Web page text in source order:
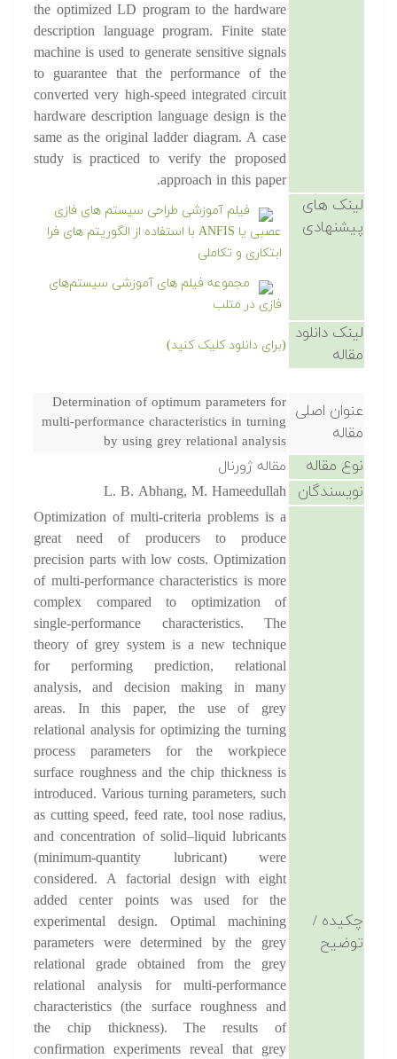
the optimized LD program to the hardware
description language program. Finite state
machine is used to generate sensitive signals
to guarantee that the performance of the
converted very high-speed integrated circuit
hardware description language design is the
same as the original ladder diagram. A case
study is practiced to verify the proposed
approach in this paper.
لینک های
پیشنهادی
فیلم آموزشی طراحی سیستم های فازی
عصبی یا ANFIS با استفاده از الگوریتم های فرا
ابتکاری و تکاملی
مجموعه فیلم های آموزشی سیستم‌های
فازی در متلب
لینک دانلود
مقاله
(برای دانلود کلیک کنید)
عنوان اصلی
مقاله
Determination of optimum parameters for
multi-performance characteristics in turning
by using grey relational analysis
نوع مقاله مقاله ژورنال
نویسندگان L. B. Abhang, M. Hameedullah
چکیده /
توضیح
Optimization of multi-criteria problems is a
great need of producers to produce
precision parts with low costs. Optimization
of multi-performance characteristics is more
complex compared to optimization of
single-performance characteristics. The
theory of grey system is a new technique
for performing prediction, relational
analysis, and decision making in many
areas. In this paper, the use of grey
relational analysis for optimizing the turning
process parameters for the workpiece
surface roughness and the chip thickness is
introduced. Various turning parameters, such
as cutting speed, feed rate, tool nose radius,
and concentration of solid–liquid lubricants
(minimum-quantity lubricant) were
considered. A factorial design with eight
added center points was used for the
experimental design. Optimal machining
parameters were determined by the grey
relational grade obtained from the grey
relational analysis for multi-performance
characteristics (the surface roughness and
the chip thickness). The results of
confirmation experiments reveal that grey